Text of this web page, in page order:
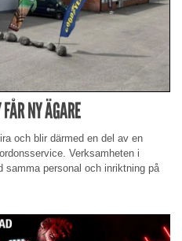
NY ÄGARE
och blir därmed en del av en
Verksamheten i
samma personal och inriktning på